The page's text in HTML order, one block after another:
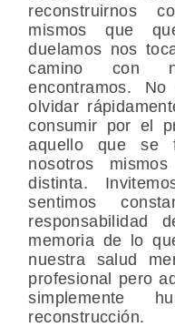
reconstruirnos
mismos que
duelamos nos
camino con
encontramos.
olvidar
consumir por el
aquello que se
nosotros
distinta.
sentimos
responsabilidad
memoria de lo
nuestra salud
profesional pero
simplemente
reconstrucción.